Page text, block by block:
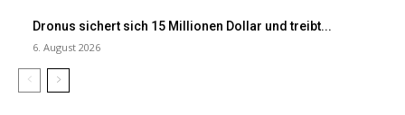
Dronus sichert sich 15 Millionen Dollar und treibt...
6. August 2026